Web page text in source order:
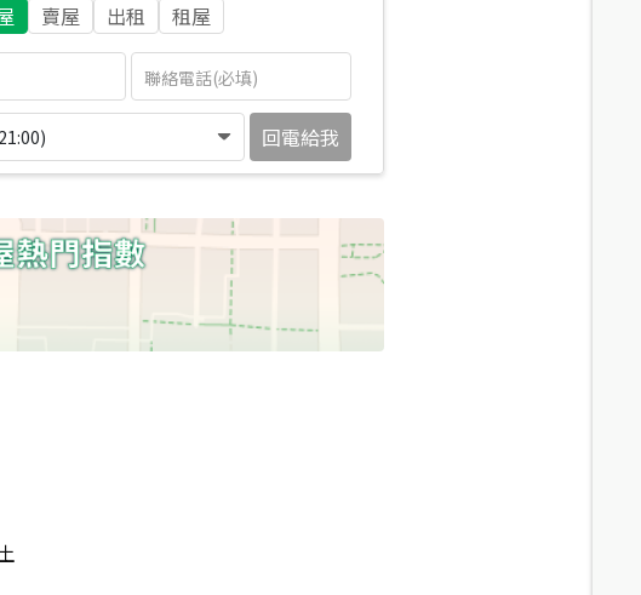
賣屋 出租 租屋
回電給我